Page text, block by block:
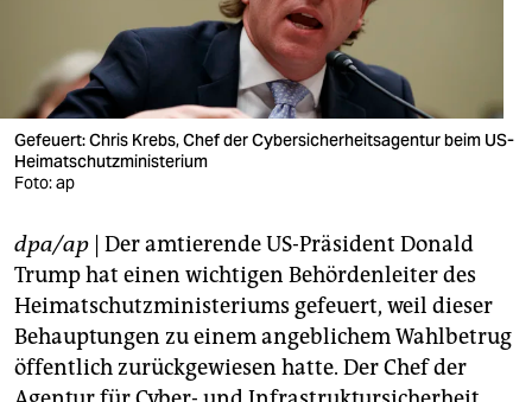
verlag
verlag
veranstaltungen
shop
fragen & hilfe
unterstützen
abo
genossenschaft
Gefeuert: Chris Krebs, Chef der Cybersicherheitsagentur beim US-
Heimatschutzministerium
Foto: ap
dpa/ap | Der amtierende US-Präsident Donald
Trump hat einen wichtigen Behördenleiter des
Heimatschutzministeriums gefeuert, weil dieser
Behauptungen zu einem angeblichem Wahlbetrug
öffentlich zurückgewiesen hatte. Der Chef der